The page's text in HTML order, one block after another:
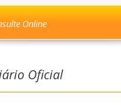
Online
Oficial